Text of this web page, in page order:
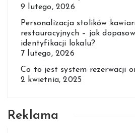
9 lutego, 2026
Personalizacja stolików
restauracyjnych – jak
identyfikacji lokalu?
7 lutego, 2026
Co to jest system rezerwacji
2 kwietnia, 2025
Reklama